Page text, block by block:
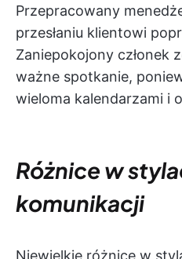
Przepracowany
przesłaniu klientowi
Zaniepokojony członek
ważne spotkanie,
wieloma kalendarzami i
Różnice w
komunikacji
Niewielkie różnice w